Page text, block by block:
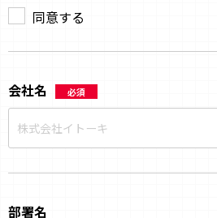
同意する
会社名 必須
部署名